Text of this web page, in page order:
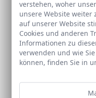
verstehen, woher
unsere Website weiter
auf unserer Website
Cookies und anderen
Informationen zu
verwenden und wie
können, finden Sie in